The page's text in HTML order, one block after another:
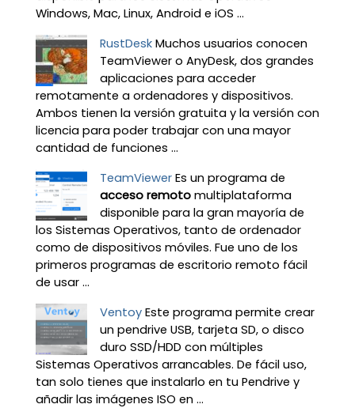
Windows, Mac, Linux, Android e iOS ...
RustDesk Muchos usuarios conocen
TeamViewer o AnyDesk, dos grandes
aplicaciones para acceder
remotamente a ordenadores y dispositivos.
Ambos tienen la versión gratuita y la versión con
licencia para poder trabajar con una mayor
cantidad de funciones ...
TeamViewer Es un programa de
acceso remotomultiplataforma
disponible para la gran mayoría de
los Sistemas Operativos, tanto de ordenador
como de dispositivos móviles. Fue uno de los
primeros programas de escritorio remoto fácil
de usar ...
Ventoy Este programa permite crear
un pendrive USB, tarjeta SD, o disco
duro SSD/HDD con múltiples
Sistemas Operativos arrancables. De fácil uso,
tan solo tienes que instalarlo en tu Pendrive y
añadir las imágenes ISO en ...